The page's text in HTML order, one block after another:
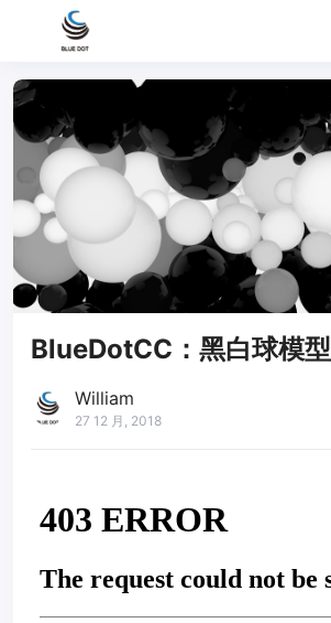
BlueDotCC：黑白球模型
William
27 12 月, 2018